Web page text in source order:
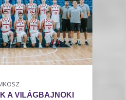
A VILÁGBAJNOKI